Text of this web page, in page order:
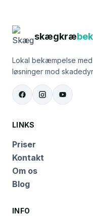
skægkræ
Lokal bekæmpelse
løsninger mod
LINKS
Priser
Kontakt
Om os
Blog
INFO